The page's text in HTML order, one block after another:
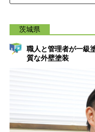
茨城県
職人と管理者が一級
質な外壁塗装